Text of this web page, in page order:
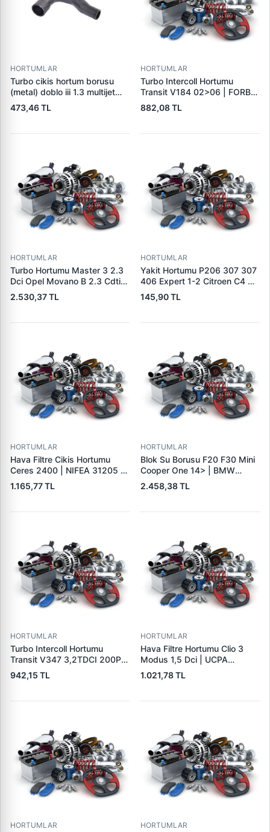
HORTUMLAR
Turbo cikis hortum borusu
(metal) doblo iii 1.3 multijet
09> 51984103 - 51812225
473,46 TL
HORTUMLAR
Turbo Intercoll Hortumu
Transit V184 02>06 | FORBO
FB71004 | OEM 2C16 6K683
AA 4494359
882,08 TL
HORTUMLAR
Turbo Hortumu Master 3 2.3
Dci Opel Movano B 2.3 Cdti
10> | UCPA 31H10194 | OEM
144605593R 144604965R
2.530,37 TL
HORTUMLAR
Yakit Hortumu P206 307 307
406 Expert 1-2 Citroen C4 C5
Jumpy Xsara 2.0 Hdi 99>07 |
WINTECH 0500208 | OEM
145,90 TL
HORTUMLAR
Hava Filtre Cikis Hortumu
Ceres 2400 | NIFEA 31205 |
OEM 0K68A13347
1.165,77 TL
HORTUMLAR
Blok Su Borusu F20 F30 Mini
Cooper One 14> | BMW
11118571141 | OEM
11118571141
2.458,38 TL
HORTUMLAR
Turbo Intercoll Hortumu
Transit V347 3,2TDCI 200PS
07>12 | FORBO FB71003 |
OEM 8C16 6C646 AC
942,15 TL
HORTUMLAR
Hava Filtre Hortumu Clio 3
Modus 1,5 Dci | UCPA
31P3002 | OEM
8200446868
1.021,78 TL
HORTUMLAR HORTUMLAR